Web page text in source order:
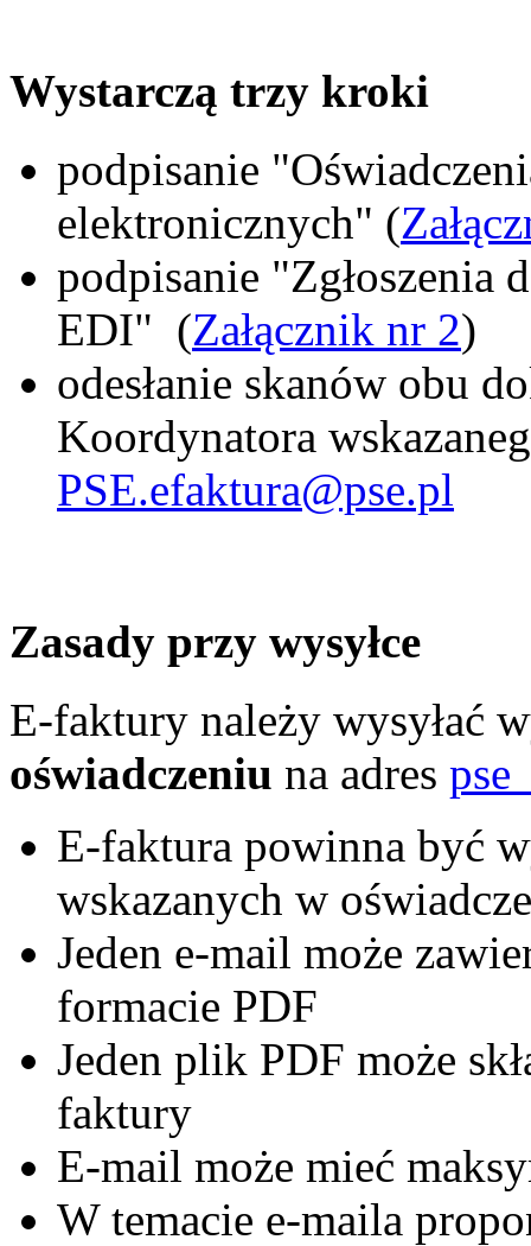
Wystarczą trzy kroki
podpisanie
elektronicznych" (
podpisanie "Zgłoszenia
EDI" (Załącznik nr 2)
odesłanie skanów obu
Koordynatora
PSE.efaktura@pse.pl
Zasady przy wysyłce
E-faktury należy wysyłać
oświadczeniu na adres
E-faktura powinna być
wskazanych w
Jeden e-mail może
formacie PDF
Jeden plik PDF może
faktury
E-mail może mieć
W temacie e-maila